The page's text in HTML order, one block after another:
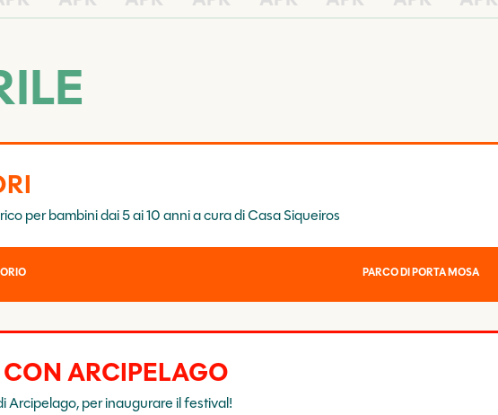
per bambini dai 5 ai 10 anni a cura di Casa Siqueiros
PARCO DI PORTA MOSA
ARCIPELAGO
Arcipelago, per inaugurare il festival!